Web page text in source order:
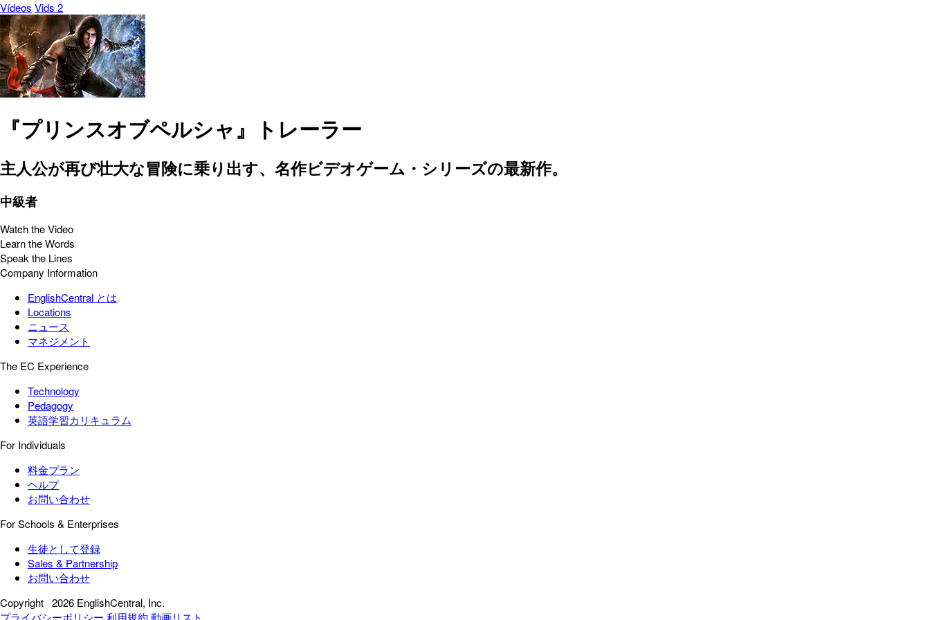
Vídeos Vids 2
『プリンスオブペルシャ』トレーラー
主人公が再び壮大な冒険に乗り出す、名作ビデオゲーム・シリーズの最新作。
中級者
Watch the Video
Learn the Words
Speak the Lines
Company Information
EnglishCentral とは
Locations
ニュース
マネジメント
The EC Experience
Technology
Pedagogy
英語学習カリキュラム
For Individuals
料金プラン
ヘルプ
お問い合わせ
For Schools & Enterprises
生徒として登録
Sales & Partnership
お問い合わせ
Copyright 2026 EnglishCentral, Inc.